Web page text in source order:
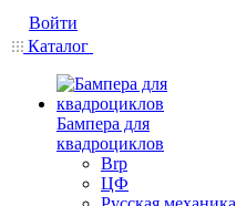
Войти
Каталог
Бампера для
квадроциклов
Brp
ЦФ